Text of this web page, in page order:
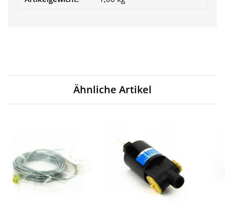
Ähnliche Artikel